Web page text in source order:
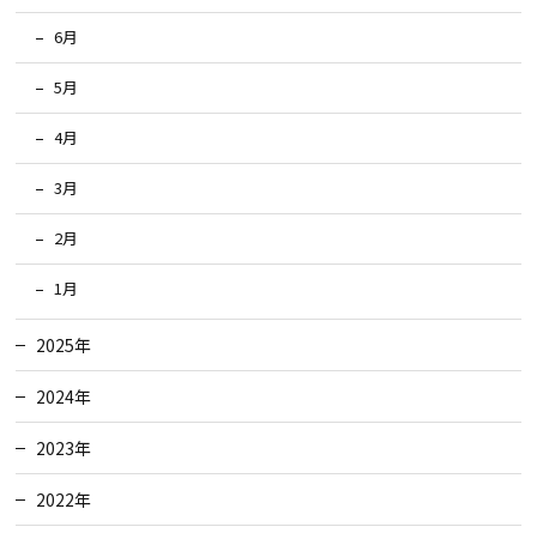
6月
5月
4月
3月
2月
1月
2025年
2024年
2023年
2022年